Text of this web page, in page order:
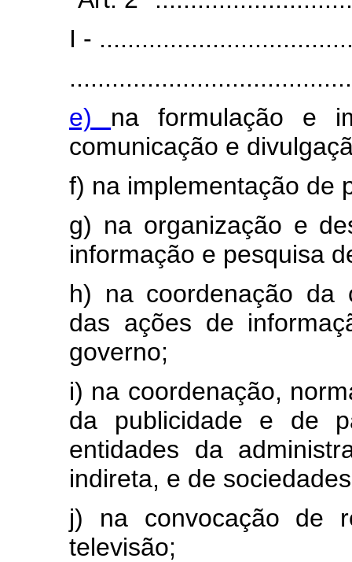
I -
e) na formulação e
comunicação e
f) na implementação de
g) na organização e
informação e pesquisa
h) na coordenação da
das ações de
governo;
i) na coordenação,
da publicidade e de
entidades da
indireta, e de
j) na convocação de
televisão;